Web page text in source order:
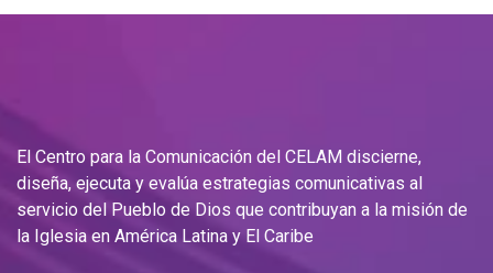
El Centro para la Comunicación del CELAM discierne,
diseña, ejecuta y evalúa estrategias comunicativas al
servicio del Pueblo de Dios que contribuyan a la misión de
la Iglesia en América Latina y El Caribe